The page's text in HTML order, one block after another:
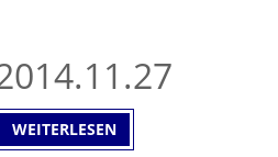
WEITERLESEN